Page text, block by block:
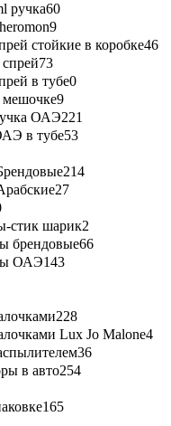
ручка60
9
стойкие в коробке46
73
в тубе0
9
ОАЭ221
в тубе53
214
27
стик шарик2
брендовые66
ОАЭ143
228
Lux Jo Malone4
36
в авто254
165